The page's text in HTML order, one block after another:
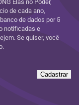
Elas no Poder,
de cada ano,
de dados por 5
notificadas e
Se quiser, você
Cadastrar